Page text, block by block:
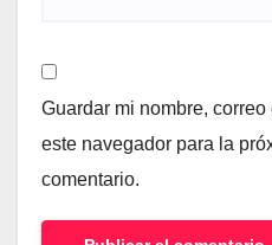
Guardar mi nombre,
este navegador para la
comentario.